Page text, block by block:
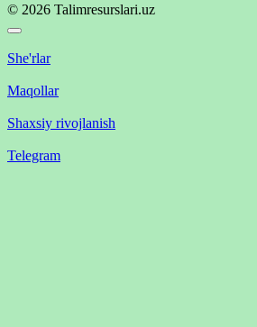
© 2026 Talimresurslari.uz
She'rlar
Maqollar
Shaxsiy rivojlanish
Telegram